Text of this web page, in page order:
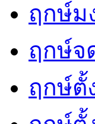
ฤกษ์ม
ฤกษ์จ
ฤกษ์ตั้